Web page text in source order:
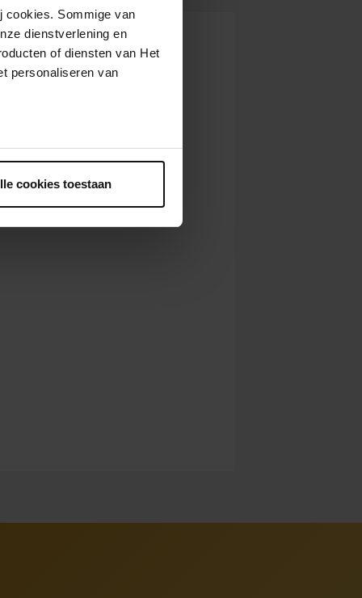
cookies. Sommige van
dienstverlening en
of diensten van Het
personaliseren van
cookies toestaan